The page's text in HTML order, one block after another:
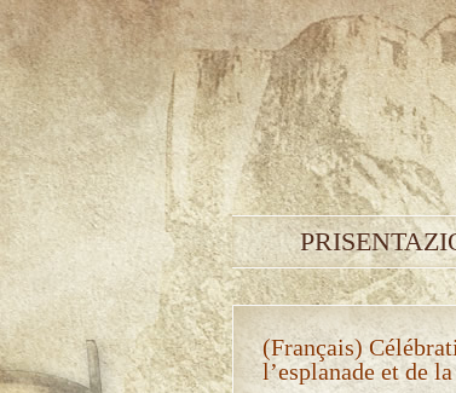
(Français)
l’esplanade et de